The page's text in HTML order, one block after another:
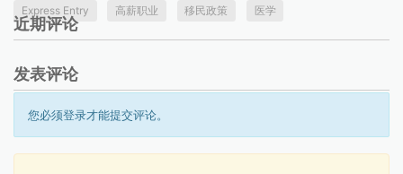
Express Entry
高薪职业 移民政策 医学
近期评论
发表评论
您必须登录才能提交评论。